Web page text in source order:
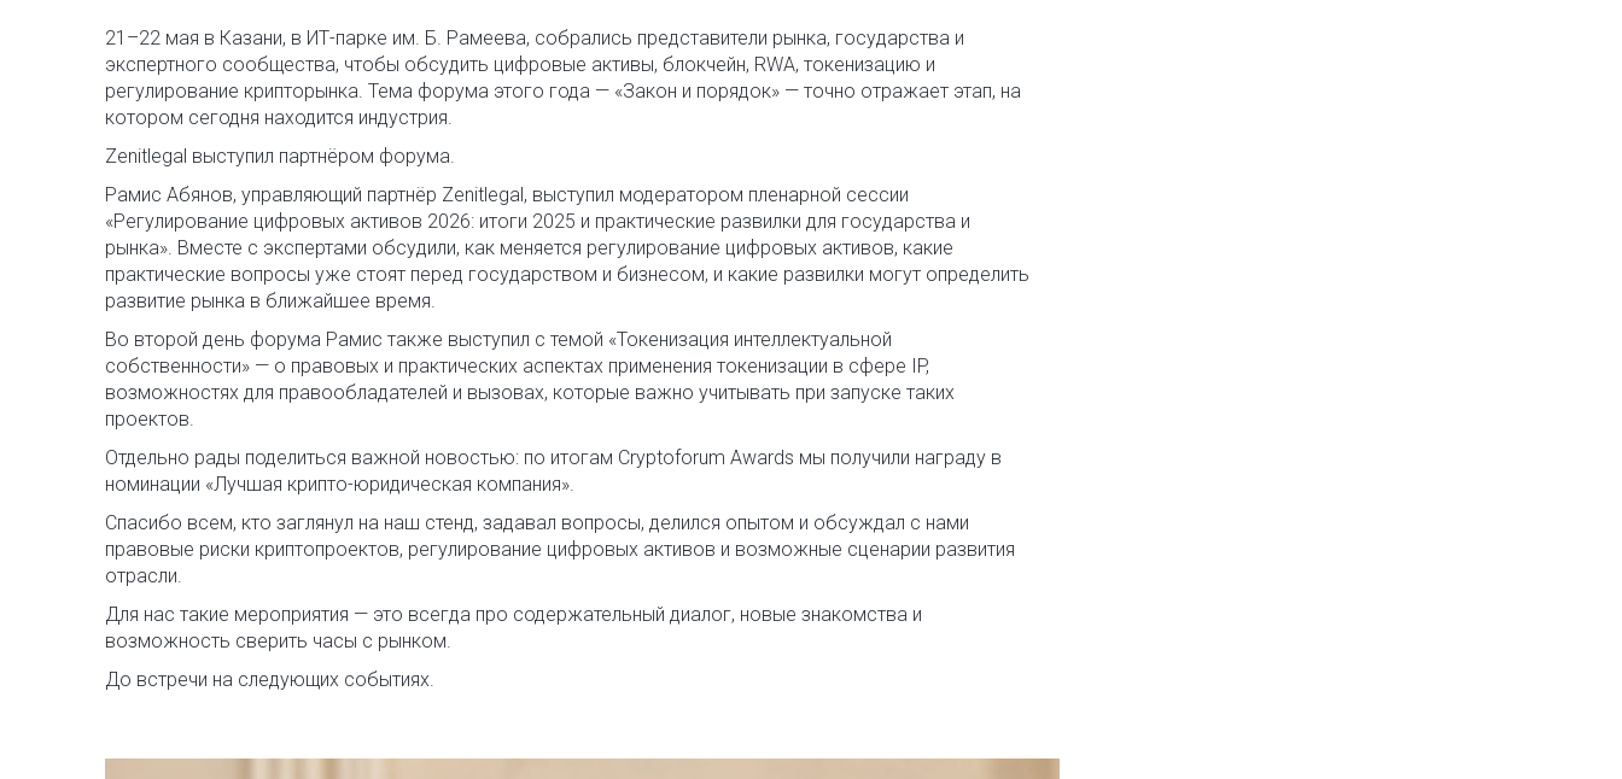
21–22 мая в Казани, в ИТ-парке им. Б. Рамеева, собрались представители рынка, государства и
экспертного сообщества, чтобы обсудить цифровые активы, блокчейн, RWA, токенизацию и
регулирование крипторынка. Тема форума этого года — «Закон и порядок» — точно отражает этап, на
котором сегодня находится индустрия.
Zenitlegal выступил партнёром форума.
Рамис Абянов, управляющий партнёр Zenitlegal, выступил модератором пленарной сессии
«Регулирование цифровых активов 2026: итоги 2025 и практические развилки для государства и
рынка». Вместе с экспертами обсудили, как меняется регулирование цифровых активов, какие
практические вопросы уже стоят перед государством и бизнесом, и какие развилки могут определить
развитие рынка в ближайшее время.
Во второй день форума Рамис также выступил с темой «Токенизация интеллектуальной
собственности» — о правовых и практических аспектах применения токенизации в сфере IP,
возможностях для правообладателей и вызовах, которые важно учитывать при запуске таких
проектов.
Отдельно рады поделиться важной новостью: по итогам Cryptoforum Awards мы получили награду в
номинации «Лучшая крипто-юридическая компания».
Спасибо всем, кто заглянул на наш стенд, задавал вопросы, делился опытом и обсуждал с нами
правовые риски криптопроектов, регулирование цифровых активов и возможные сценарии развития
отрасли.
Для нас такие мероприятия — это всегда про содержательный диалог, новые знакомства и
возможность сверить часы с рынком.
До встречи на следующих событиях.